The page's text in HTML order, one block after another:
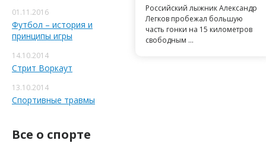
01.11.2016
Футбол – история и
принципы игры
14.10.2014
Стрит Воркаут
13.10.2014
Спортивные травмы
Все о спорте
Российский лыжник Александр
Легков пробежал большую
часть гонки на 15 километров
свободным ...